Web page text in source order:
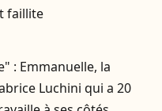
faillite
: Emmanuelle, la
Luchini qui a 20